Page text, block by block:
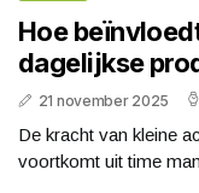
Hoe
dagelijkse
21 november 2025
De kracht van kleine
voortkomt uit time